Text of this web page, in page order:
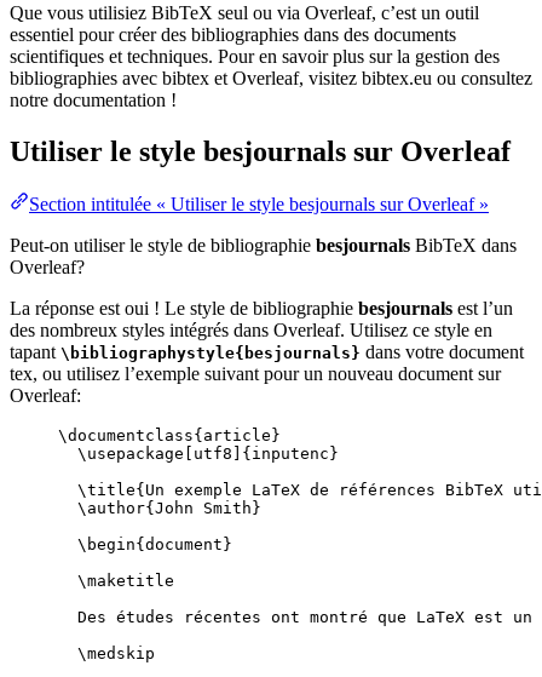
Que vous utilisiez BibTeX seul ou via Overleaf, c’est un outil
essentiel pour créer des bibliographies dans des documents
scientifiques et techniques. Pour en savoir plus sur la gestion des
bibliographies avec bibtex et Overleaf, visitez bibtex.eu ou consultez
notre documentation !
Utiliser le style besjournals sur Overleaf
Section intitulée « Utiliser le style besjournals sur Overleaf »
Peut-on utiliser le style de bibliographie besjournals BibTeX dans
Overleaf?
La réponse est oui ! Le style de bibliographie besjournals est l’un
des nombreux styles intégrés dans Overleaf. Utilisez ce style en
tapant \bibliographystyle{besjournals} dans votre document
tex, ou utilisez l’exemple suivant pour un nouveau document sur
Overleaf:
\documentclass{ article }
\usepackage
utf8 ]{ inputenc }
\title{Un exemple LaTeX de références
\author{John Smith}
\begin{ document }
\maketitle
Des études récentes ont montré que LaTeX est
\medskip